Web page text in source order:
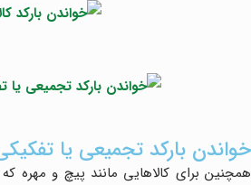
خواندن بارکد تجمیعی یا
همچنین برای کالاهایی مانند پیچ و مهره